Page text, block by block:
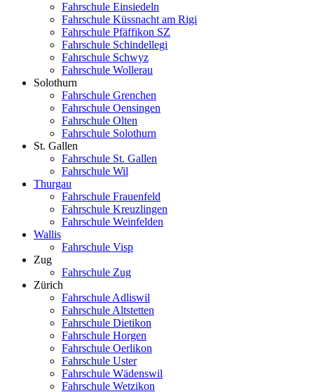
Fahrschule Einsiedeln
Fahrschule Küssnacht am Rigi
Fahrschule Pfäffikon SZ
Fahrschule Schindellegi
Fahrschule Schwyz
Fahrschule Wollerau
Solothurn
Fahrschule Grenchen
Fahrschule Oensingen
Fahrschule Olten
Fahrschule Solothurn
St. Gallen
Fahrschule St. Gallen
Fahrschule Wil
Thurgau
Fahrschule Frauenfeld
Fahrschule Kreuzlingen
Fahrschule Weinfelden
Wallis
Fahrschule Visp
Zug
Fahrschule Zug
Zürich
Fahrschule Adliswil
Fahrschule Altstetten
Fahrschule Dietikon
Fahrschule Horgen
Fahrschule Oerlikon
Fahrschule Uster
Fahrschule Wädenswil
Fahrschule Wetzikon